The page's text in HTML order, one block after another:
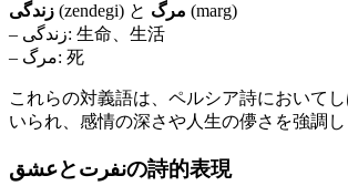
زندگی (zendegi) と مرگ (marg)
– زندگی: 生命、生活
– مرگ: 死
これらの対義語は、ペルシア詩において
いられ、感情の深さや人生の儚さを強調し
عشقとنفرتの詩的表現